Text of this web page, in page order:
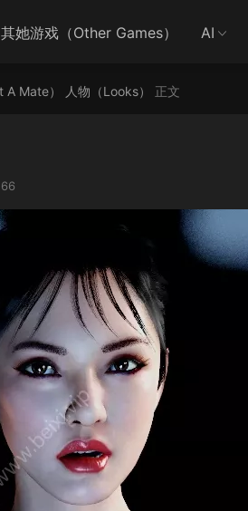
其她游戏（Other Games） AI
A Mate） 人物（Looks） 正文